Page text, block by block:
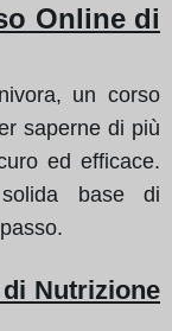
Online di
un corso
saperne di più
ed efficace.
base di
Nutrizione